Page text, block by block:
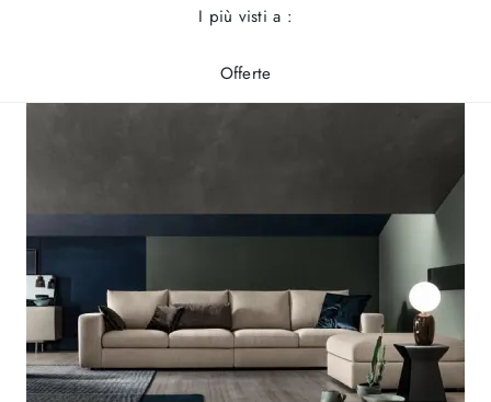
I più visti a :
Offerte